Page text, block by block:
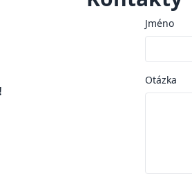
Jméno
Otázka